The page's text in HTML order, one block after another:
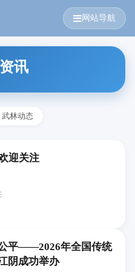
网站导航
讯
武林动态
迎关注
平——2026年全国传统
阴成功举办